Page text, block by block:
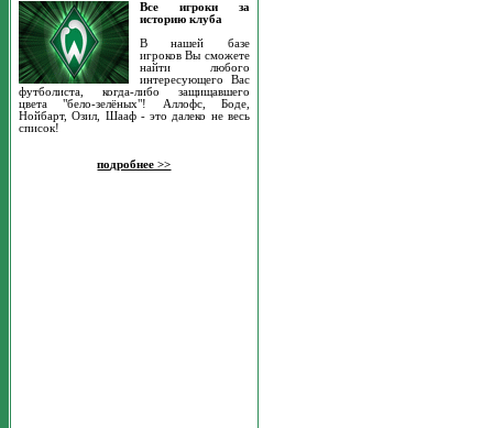
Все игроки за
историю клуба
В нашей базе
игроков Вы сможете
найти любого
интересующего Вас
футболиста, когда-либо защищавшего
цвета "бело-зелёных"! Аллофс, Боде,
Нойбарт, Озил, Шааф - это далеко не весь
список!
подробнее >>